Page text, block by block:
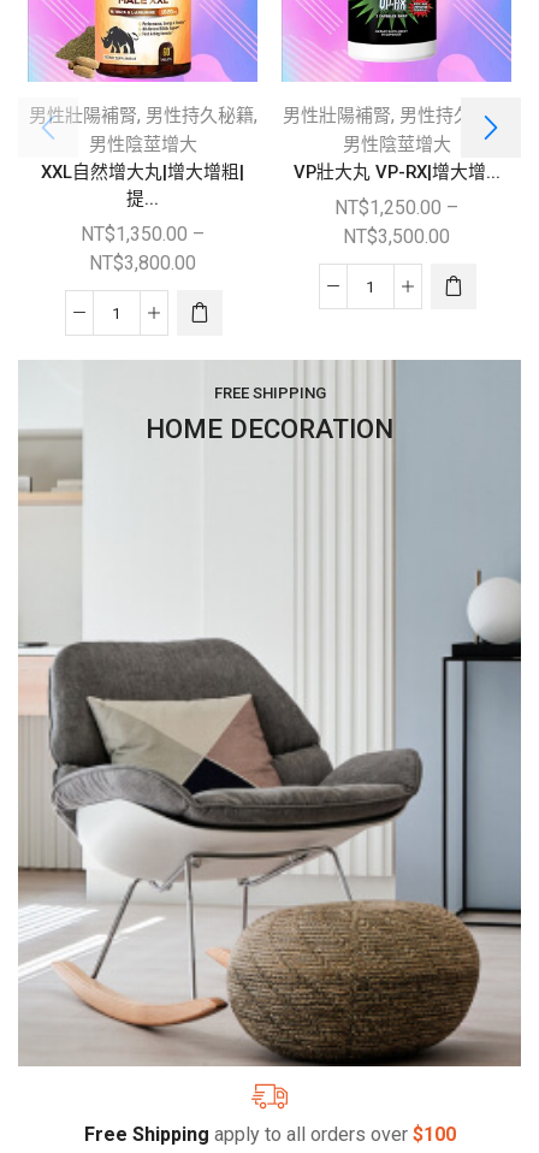
男性壯陽補腎, 男性持久秘籍,
男性陰莖增大
XXL自然增大丸|增大增粗|
提...
NT$1,350.00 –
NT$3,800.00
男性壯陽補腎, 男性持久秘籍
男性陰莖增大
VP壯大丸 VP-RX|增大增...
NT$1,250.00 –
NT$3,500.00
FREE SHIPPING
HOME DECORATION
Free Shipping apply to all orders over $100